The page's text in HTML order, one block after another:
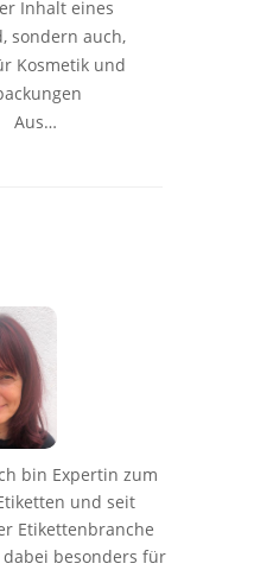
Inhalt eines
sondern auch,
Kosmetik und
Aus…
bin Expertin zum
und seit
Etikettenbranche
besonders für